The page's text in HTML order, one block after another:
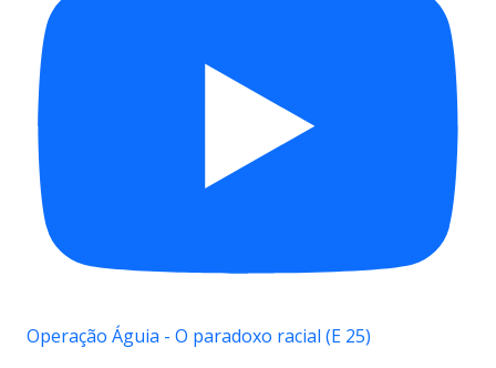
Operação Águia - O paradoxo racial (E 25)